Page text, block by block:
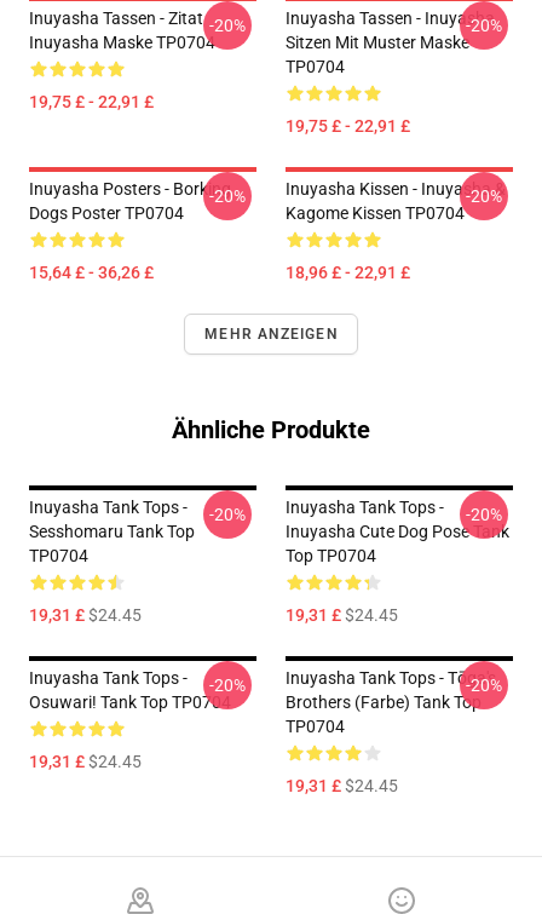
Inuyasha Tassen - Zitat
Inuyasha Maske TP0704
19,75 £ - 22,91 £
-20%
Inuyasha Tassen - Inuyasha
Sitzen Mit Muster Maske
TP0704
19,75 £ - 22,91 £
-20%
Inuyasha Posters - Borking
Dogs Poster TP0704
15,64 £ - 36,26 £
-20%
Inuyasha Kissen - Inuyasha &
Kagome Kissen TP0704
18,96 £ - 22,91 £
-20%
MEHR ANZEIGEN
Ähnliche Produkte
Inuyasha Tank Tops -
Sesshomaru Tank Top
TP0704
19,31 £$24.45
-20%
Inuyasha Tank Tops -
Inuyasha Cute Dog Pose Tank
Top TP0704
19,31 £$24.45
-20%
Inuyasha Tank Tops -
Osuwari! Tank Top TP0704
19,31 £$24.45
-20%
Inuyasha Tank Tops - Tōga's
Brothers (Farbe) Tank Top
TP0704
19,31 £$24.45
-20%